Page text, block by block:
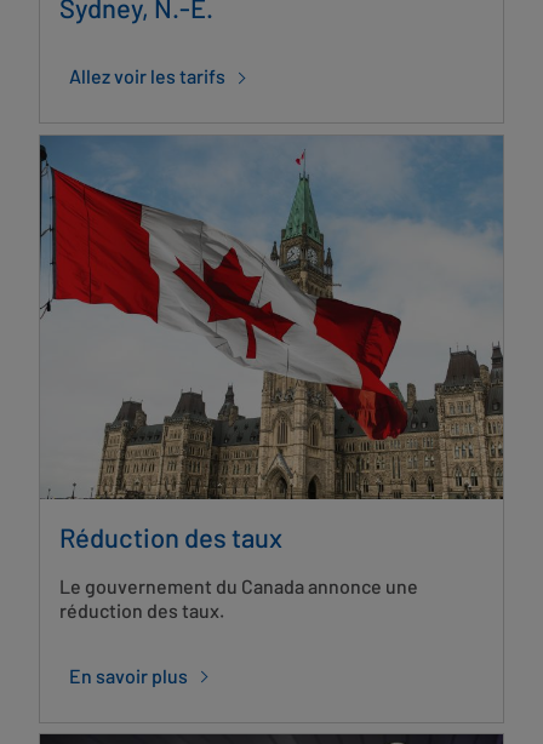
Sydney, N.-É.
Allez voir les tarifs
Réduction des taux
Le gouvernement du Canada annonce une
réduction des taux.
En savoir plus